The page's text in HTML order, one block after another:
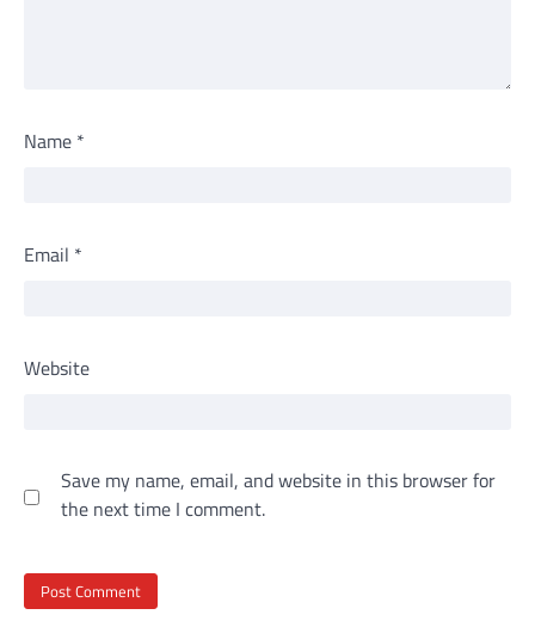
Name *
Email *
Website
Save my name, email, and website in this browser for
the next time I comment.